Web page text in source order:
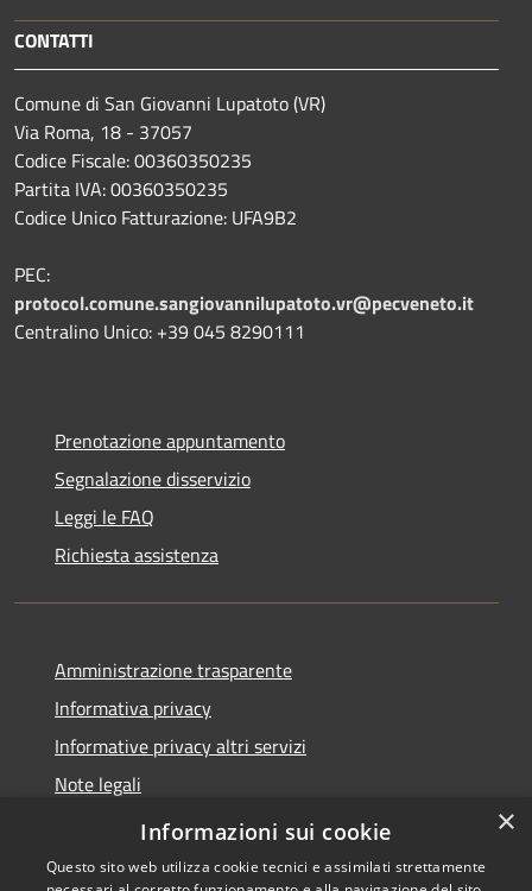
CONTATTI
Comune di San Giovanni Lupatoto (VR)
Via Roma, 18 - 37057
Codice Fiscale: 00360350235
Partita IVA: 00360350235
Codice Unico Fatturazione: UFA9B2
PEC:
protocol.comune.sangiovannilupatoto.vr@pecveneto.it
Centralino Unico: +39 045 8290111
Prenotazione appuntamento
Segnalazione disservizio
Leggi le FAQ
Richiesta assistenza
Amministrazione trasparente
Informativa privacy
Informative privacy altri servizi
Note legali
Dichiarazione di accessibilità
×
Informazioni sui cookie
Questo sito web utilizza cookie tecnici e assimilati strettamente